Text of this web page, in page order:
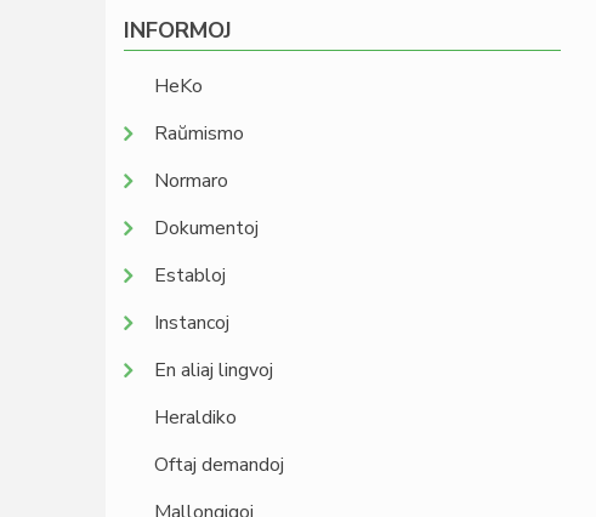
INFORMOJ
HeKo
Raŭmismo
Normaro
Dokumentoj
Establoj
Instancoj
En aliaj lingvoj
Heraldiko
Oftaj demandoj